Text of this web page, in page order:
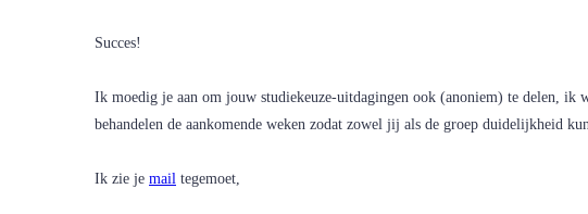
Succes!
Ik moedig je aan om jouw studiekeuze-uitdagingen ook (anoniem) te delen, ik
behandelen de aankomende weken zodat zowel jij als de groep duidelijkheid
Ik zie je mail tegemoet,